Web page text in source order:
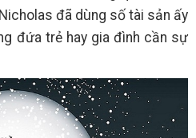
đã dùng số tài sản ấy
đứa trẻ hay gia đình cần sự